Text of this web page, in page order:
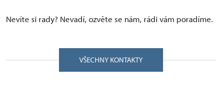
Nevíte si rady? Nevadí, ozvěte se nám, rádi vám poradíme.
VŠECHNY KONTAKTY